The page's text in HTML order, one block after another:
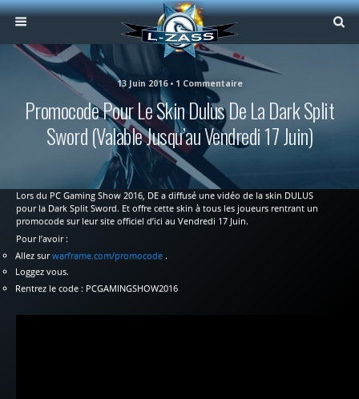
13 Juin 2016 • 1 Commentaire
Promocode Pour Le Skin Dulus De La Dark Split
Sword (Valable Jusqu’au Vendredi 17 Juin)
Lors du PC Gaming Show 2016, DE a diffusé une vidéo de la skin DULUS
pour la Dark Split Sword. Et offre cette skin à tous les joueurs rentrant un
promocode sur leur site officiel d’ici au Vendredi 17 Juin.
Pour l’avoir :
Allez surwarframe.com/promocode .
Loggez vous.
Rentrez le code : PCGAMINGSHOW2016